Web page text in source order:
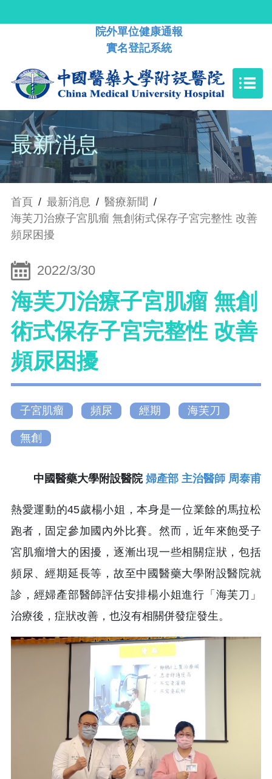
院外單位健康通報
實名登記系統
最新消息
首頁 / 最新消息 / 醫療新聞 /
海芙刀治療子宮肌瘤 無創術式保存子宮完整性 改善
頻尿困擾
2022/3/30
海芙刀治療子宮肌瘤 無創
術式保存子宮完整性 改善
頻尿困擾
子宮肌瘤 頻尿 經期 海芙刀
無創
中國醫藥大學附設醫院 婦產部 主治醫師 周泰甫
熱愛運動的45歲楊小姐，本身是一位業餘的馬拉松
跑者，固定參加國內外比賽。然而，近年來飽受子
宮肌瘤增大的困擾，逐漸出現一些相關症狀，包括
頻尿、經期延長等，故至中國醫藥大學附設醫院就
診，經婦產部醫師評估安排楊小姐進行「海芙刀」
治療後，症狀改善，也沒有相關併發症發生。